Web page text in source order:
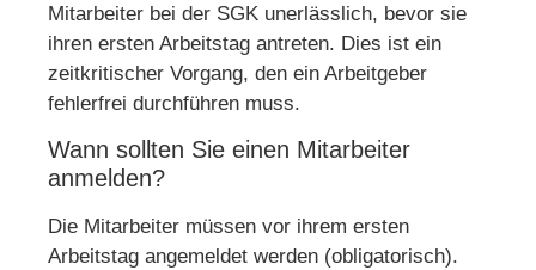
Mitarbeiter bei der SGK unerlässlich, bevor sie
ihren ersten Arbeitstag antreten. Dies ist ein
zeitkritischer Vorgang, den ein Arbeitgeber
fehlerfrei durchführen muss.
Wann sollten Sie einen Mitarbeiter
anmelden?
Die Mitarbeiter müssen vor ihrem ersten
Arbeitstag angemeldet werden (obligatorisch).